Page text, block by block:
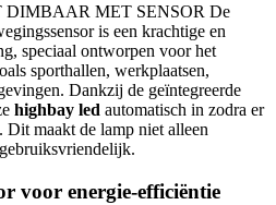
MET SENSOR De
is een krachtige en
speciaal ontworpen voor het
sporthallen, werkplaatsen,
Dankzij de geïntegreerde
highbay led automatisch in zodra er
Dit maakt de lamp niet alleen
voor energie-efficiëntie